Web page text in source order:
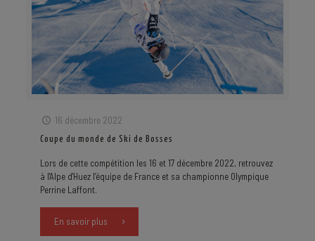
16 décembre 2022
Coupe du monde de Ski de Bosses
Lors de cette compétition les 16 et 17 décembre 2022, retrouvez
à l'Alpe d'Huez l’équipe de France et sa championne Olympique
Perrine Laffont.
En savoir plus